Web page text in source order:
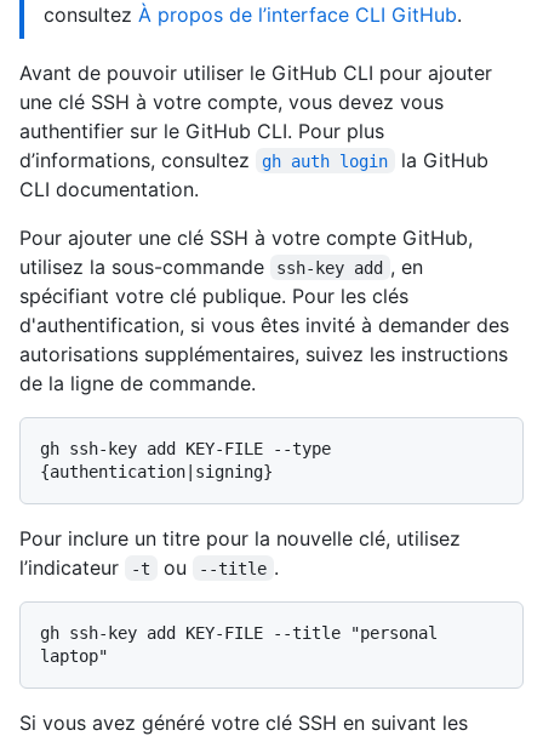
consultez À propos de l’interface CLI GitHub.
Avant de pouvoir utiliser le GitHub CLI pour ajouter
une clé SSH à votre compte, vous devez vous
authentifier sur le GitHub CLI. Pour plus
d’informations, consultez
gh auth login
la GitHub
CLI documentation.
Pour ajouter une clé SSH à votre compte GitHub,
utilisez la sous-commande
ssh-key add , en
spécifiant votre clé publique. Pour les clés
d'authentification, si vous êtes invité à demander des
autorisations supplémentaires, suivez les instructions
de la ligne de commande.
gh ssh-key add KEY-FILE --type
Pour inclure un titre pour la nouvelle clé, utilisez
l’indicateur
-t ou --title .
gh ssh-key add KEY-FILE --title "personal
Si vous avez généré votre clé SSH en suivant les